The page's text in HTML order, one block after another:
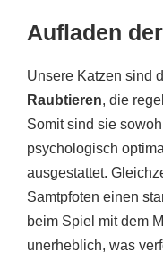
Aufladen
Unsere Katzen sind
Raubtieren, die
Somit sind sie
psychologisch
ausgestattet.
Samtpfoten einen
beim Spiel mit dem
unerheblich, was